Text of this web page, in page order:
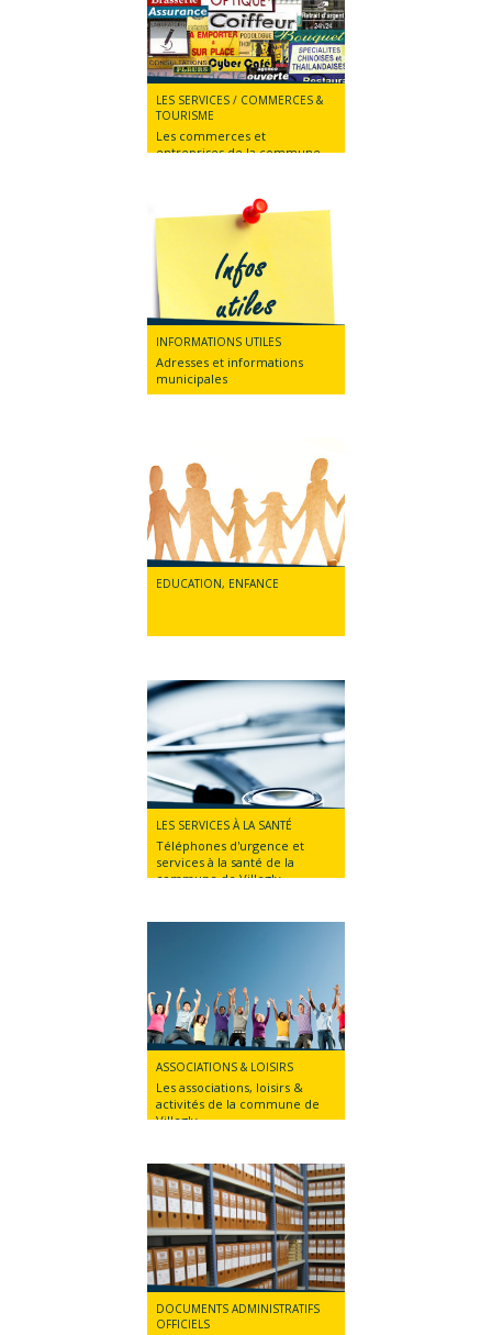
LES SERVICES / COMMERCES &
TOURISME
Les commerces et
entreprises de la commune
INFORMATIONS UTILES
Adresses et informations
municipales
EDUCATION, ENFANCE
LES SERVICES À LA SANTÉ
Téléphones d'urgence et
services à la santé de la
commune de Villegly
ASSOCIATIONS & LOISIRS
Les associations, loisirs &
activités de la commune de
Villegly
DOCUMENTS ADMINISTRATIFS
OFFICIELS